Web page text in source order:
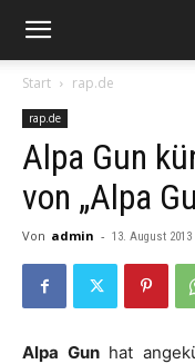
Start rap.de
rap.de
Alpa Gun
von „Alpa
Von admin - 13. August 2013
Alpa Gunhat